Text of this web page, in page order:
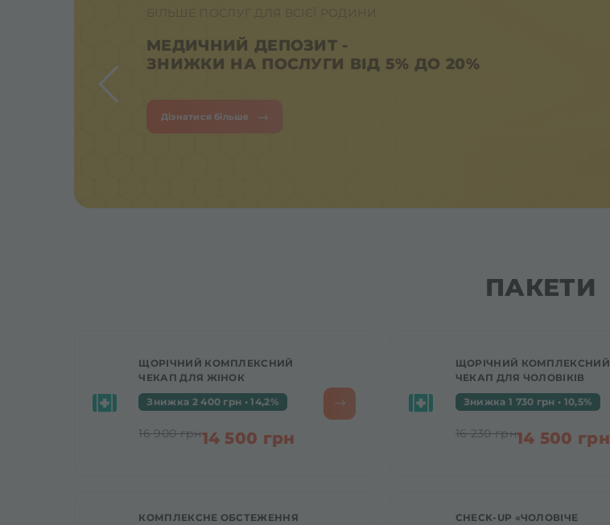
МЕДИЧНИЙ ДЕПОЗИТ -
ЗНИЖКИ НА ПОСЛУГИ ВІД 5% ДО 20%
Дізнатися більше
ПАКЕТИ
ЩОРІЧНИЙ КОМПЛЕКСНИЙ
ЧЕКАП ДЛЯ ЖІНОК
Знижка 2 400 грн • 14,2%
16 900 грн14 500 грн
ЩОРІЧНИЙ КОМПЛЕКСНИЙ
ЧЕКАП ДЛЯ ЧОЛОВІКІВ
Знижка 1 730 грн • 10,5%
16 230 грн14 500 грн
КОМПЛЕКСНЕ ОБСТЕЖЕННЯ CHECK-UP «ЧОЛОВІЧЕ